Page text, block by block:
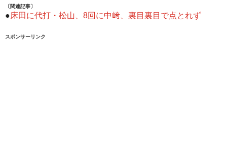
〔関連記事〕
●床田に代打・松山、8回に中﨑、裏目裏目で点とれず
スポンサーリンク